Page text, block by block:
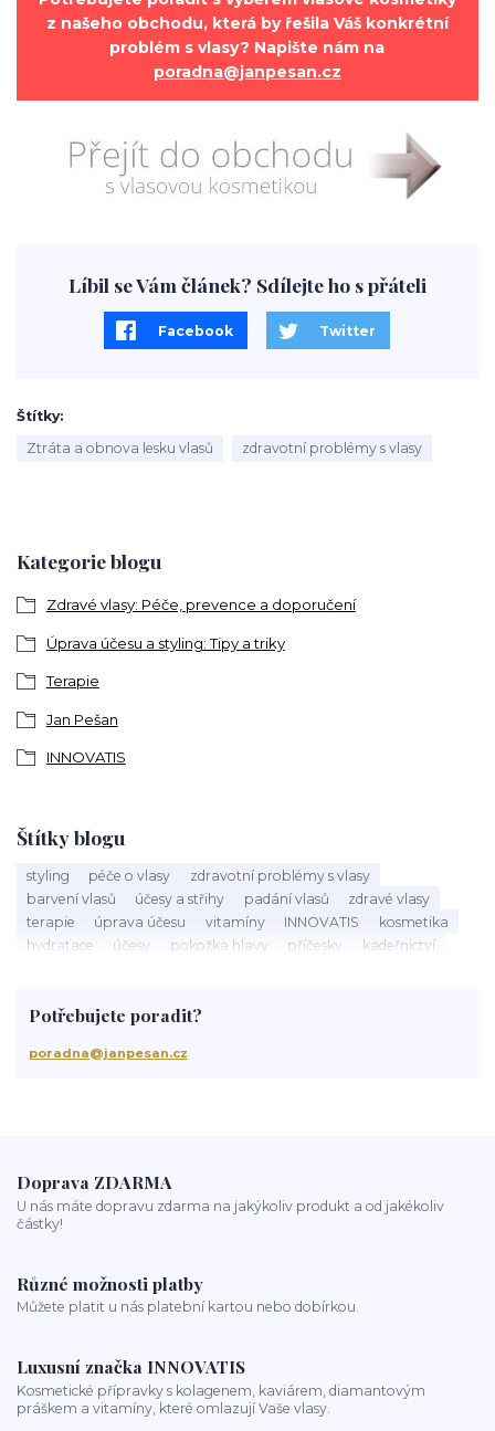
Kategorie blogu
Zdravé vlasy: Péče, prevence a doporučení
Úprava účesu a styling: Tipy a triky
Terapie
Jan Pešan
INNOVATIS
Štítky blogu
styling péče o vlasy
zdravotní problémy s vlasy
barvení vlasů
účesy a střihy padání vlasů
zdravé vlasy
terapie
úprava účesu vitamíny INNOVATIS
kosmetika
hydratace
účesy pokožka hlavy příčesky
kadeřnictví
třepění vlasů
chemicky poškozené vlasy
kortikoidy
objem vlasů
ionizace při fénování
Potřebujete poradit?
poradna@janpesan.cz
z našeho obchodu, která by řešila Váš konkrétní
problém s vlasy? Napište nám na
poradna@janpesan.cz
Líbil se Vám článek? Sdílejte ho s přáteli
Facebook Twitter
Štítky
Ztráta a obnova lesku vlasů
zdravotní problémy s vlasy
Doprava ZDARMA
U nás máte dopravu zdarma na jakýkoliv produkt a od jakékoliv
částky!
Různé možnosti platby
Můžete platit u nás platební kartou nebo dobírkou.
Luxusní značka INNOVATIS
Kosmetické přípravky s kolagenem, kaviárem, diamantovým
práškem a vitamíny, které omlazují Vaše vlasy.